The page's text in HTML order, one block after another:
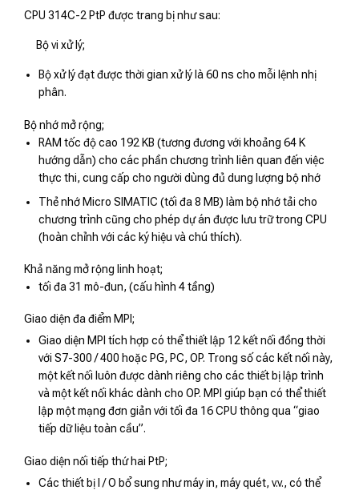
CPU 314C-2 PtP được trang bị như sau:
Bộ vi xử lý;
Bộ xử lý đạt được thời gian xử lý là 60 ns cho mỗi lệnh nhị
phân.
Bộ nhớ mở rộng;
RAM tốc độ cao 192 KB (tương đương với khoảng 64 K
hướng dẫn) cho các phần chương trình liên quan đến việc
thực thi, cung cấp cho người dùng đủ dung lượng bộ nhớ
Thẻ nhớ Micro SIMATIC (tối đa 8 MB) làm bộ nhớ tải cho
chương trình cũng cho phép dự án được lưu trữ trong CPU
(hoàn chỉnh với các ký hiệu và chú thích).
Khả năng mở rộng linh hoạt;
tối đa 31 mô-đun, (cấu hình 4 tầng)
Giao diện đa điểm MPI;
Giao diện MPI tích hợp có thể thiết lập 12 kết nối đồng thời
với S7-300 / 400 hoặc PG, PC, OP. Trong số các kết nối này,
một kết nối luôn được dành riêng cho các thiết bị lập trình
và một kết nối khác dành cho OP. MPI giúp bạn có thể thiết
lập một mạng đơn giản với tối đa 16 CPU thông qua “giao
tiếp dữ liệu toàn cầu”.
Giao diện nối tiếp thứ hai PtP;
Các thiết bị I / O bổ sung như máy in, máy quét, v.v., có thể